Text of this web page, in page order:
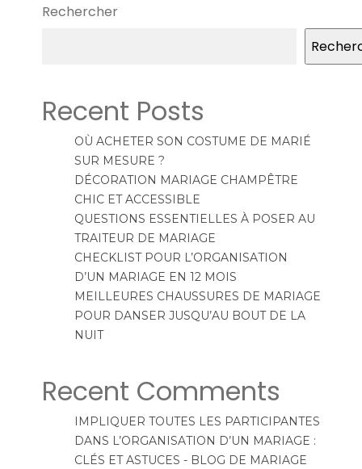
Rechercher
Recent Posts
OÙ ACHETER SON COSTUME DE MARIÉ
SUR MESURE ?
DÉCORATION MARIAGE CHAMPÊTRE
CHIC ET ACCESSIBLE
QUESTIONS ESSENTIELLES À POSER AU
TRAITEUR DE MARIAGE
CHECKLIST POUR L’ORGANISATION
D’UN MARIAGE EN 12 MOIS
MEILLEURES CHAUSSURES DE MARIAGE
POUR DANSER JUSQU’AU BOUT DE LA
NUIT
Recent Comments
IMPLIQUER TOUTES LES PARTICIPANTES
DANS L’ORGANISATION D’UN MARIAGE :
CLÉS ET ASTUCES - BLOG DE MARIAGE